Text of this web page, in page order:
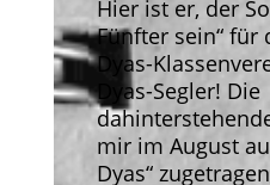
Hier ist er, der
Fünfter sein“ für
Dyas-
Dyas-Segler! Die
mir im August
Dyas“